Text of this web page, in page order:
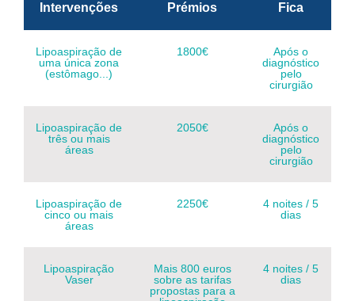
Intervenções Prémios Fica
Lipoaspiração de
uma única zona
(estômago...)
1800€
Após o
diagnóstico
pelo
cirurgião
Lipoaspiração de
três ou mais
áreas
2050€
Após o
diagnóstico
pelo
cirurgião
Lipoaspiração de
cinco ou mais
áreas
2250€
4 noites / 5
dias
Lipoaspiração
Vaser
Mais 800 euros
sobre as tarifas
propostas para a
4 noites / 5
dias